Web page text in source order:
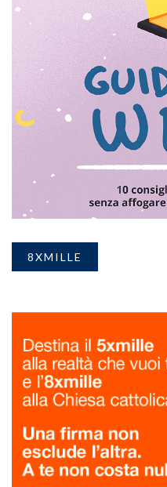
8XMILLE